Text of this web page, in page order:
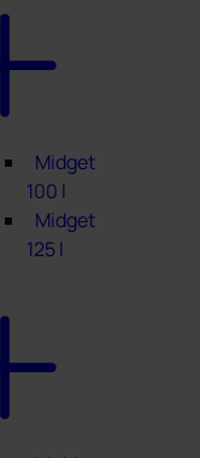
Midget
100 l
Midget
125 l